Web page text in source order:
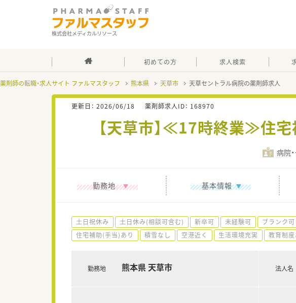
株式会社メディカルリソース
初めての方 求人検索
薬剤師の転職・求人サイト ファルマスタッフ 熊本県 天草市 天草セントラル病院の薬剤師求人
更新日： 2026/06/18 薬剤師求人ID： 168970
【天草市】≪17時終業≫住
病院
勤務地 基本情報
土日祝休み 土日休み(相談可含む) 新卒可 未経験可 ブランク可
住宅補助(手当)あり
積雪なし 空港近く 生活環境充実 教育制度
勤務地 熊本県 天草市 法人名